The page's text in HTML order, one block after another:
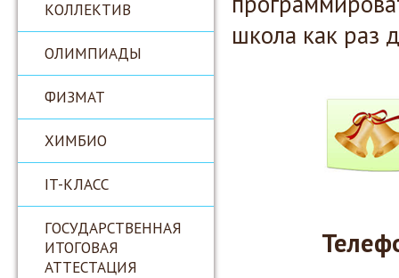
КОЛЛЕКТИВ
ОЛИМПИАДЫ
ФИЗМАТ
ХИМБИО
IT-КЛАСС
ГОСУДАРСТВЕННАЯ
ИТОГОВАЯ
АТТЕСТАЦИЯ
школа как раз